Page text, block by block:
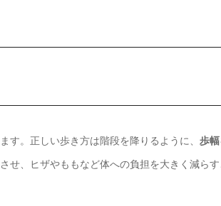
。正しい歩き方は階段を降りるように、 歩
せ、ヒザやももなど体への負担を大きく減らす